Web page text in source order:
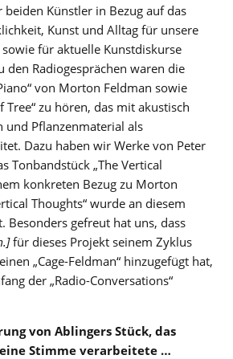
beiden Künstler in Bezug auf das
Kunst und Alltag für unsere
für aktuelle Kunstdiskurse
den Radiogesprächen waren die
von Morton Feldman sowie
Tree“ zu hören, das mit akustisch
und Pflanzenmaterial als
Dazu haben wir Werke von Peter
Tonbandstück „The Vertical
konkreten Bezug zu Morton
Thoughts“ wurde an diesem
Besonders gefreut hat uns, dass
für dieses Projekt seinem Zyklus
„Cage-Feldman“ hinzugefügt hat,
der „Radio-Conversations“
von Ablingers Stück, das
Stimme verarbeitete …